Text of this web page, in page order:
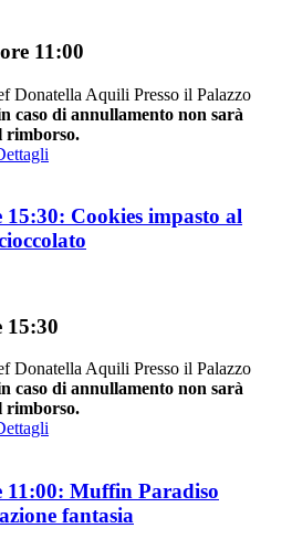
11:00
Donatella Aquili Presso il Palazzo
caso di annullamento non sarà
rimborso.
15:30: Cookies impasto al
15:30
Donatella Aquili Presso il Palazzo
caso di annullamento non sarà
rimborso.
11:00: Muffin Paradiso
fantasia